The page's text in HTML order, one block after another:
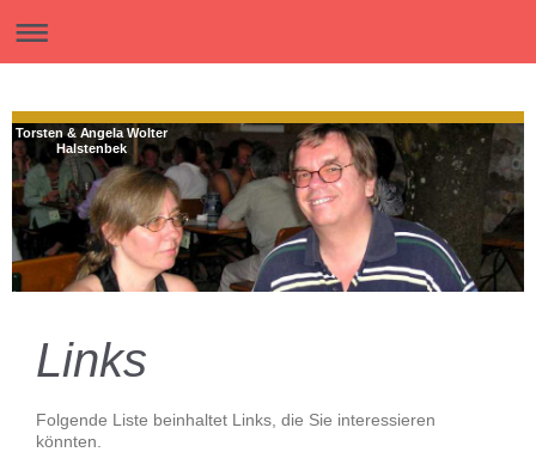
Torsten & Angela Wolter
Halstenbek
Links
Folgende Liste beinhaltet Links, die Sie interessieren
könnten.